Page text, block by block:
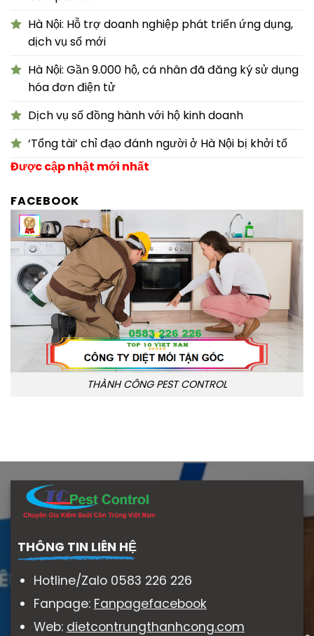
Hà Nội: Hỗ trợ doanh nghiệp phát triển ứng dụng,
dịch vụ số mới
Hà Nội: Gần 9.000 hộ, cá nhân đã đăng ký sử dụng
hóa đơn điện tử
Dịch vụ số đồng hành với hộ kinh doanh
‘Tổng tài’ chỉ đạo đánh người ở Hà Nội bị khởi tố
Được cập nhật mới nhất
FACEBOOK
THÀNH CÔNG PEST CONTROL
THÔNG TIN LIÊN HỆ
Hotline/Zalo 0583 226 226
Fanpage: Fanpagefacebook
Web: dietcontrungthanhcong.com